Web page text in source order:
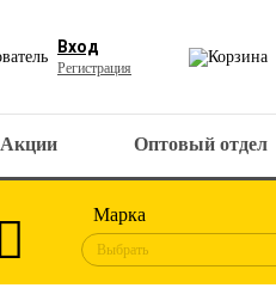
Вход
Регистрация
Акции Оптовый отдел
Марка
Выбрать